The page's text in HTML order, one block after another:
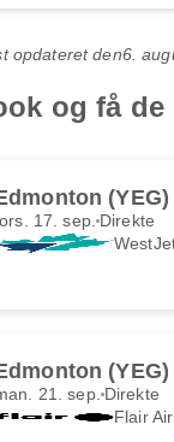
opdateret den6.
og få
(YEG)
17. sep. Direkte
(YEG)
21. sep. Direkte
Flair